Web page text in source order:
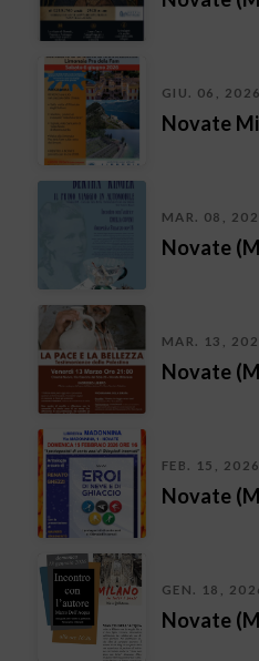
GIU. 06, 2026
Novate
MAR. 08,
Novate
MAR. 13,
Novate
FEB. 15, 2026
Novate
GEN. 18,
Novate